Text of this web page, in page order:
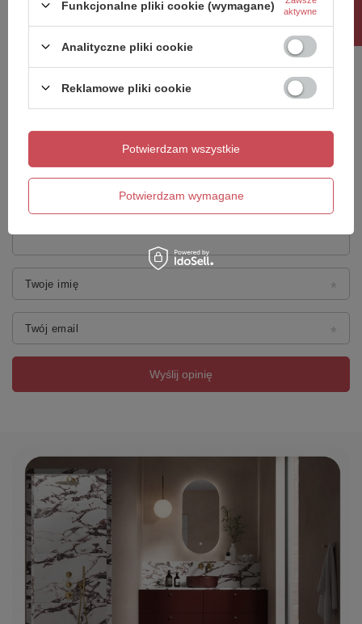
Twoja ocena:
Dodaj własne zdjęcie produktu:
Twoje imię
Twój email
Wyślij opinię
Funkcjonalne pliki cookie (wymagane)
aktywne
Analityczne pliki cookie
Reklamowe pliki cookie
Potwierdzam wymagane
Potwierdzam wszystkie